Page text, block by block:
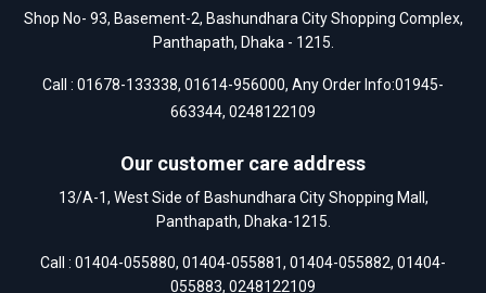
Shop No- 93, Basement-2, Bashundhara City Shopping Complex,
Panthapath, Dhaka - 1215.
Call : 01678-133338, 01614-956000, Any Order Info:01945-
663344, 0248122109
Our customer care address
13/A-1, West Side of Bashundhara City Shopping Mall,
Panthapath, Dhaka-1215.
Call : 01404-055880, 01404-055881, 01404-055882, 01404-
055883, 0248122109